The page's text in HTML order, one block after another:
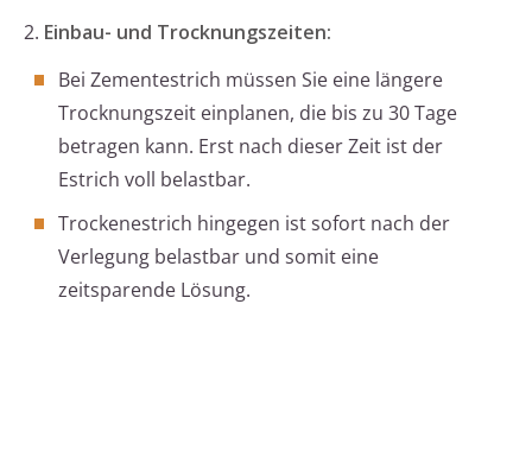
2. Einbau- und Trocknungszeiten:
Bei Zementestrich müssen Sie eine längere
Trocknungszeit einplanen, die bis zu 30 Tage
betragen kann. Erst nach dieser Zeit ist der
Estrich voll belastbar.
Trockenestrich hingegen ist sofort nach der
Verlegung belastbar und somit eine
zeitsparende Lösung.